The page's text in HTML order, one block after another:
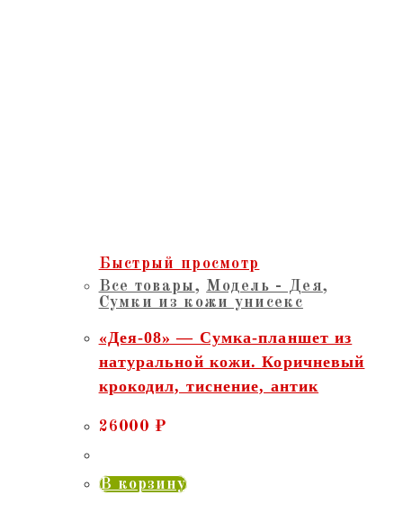
Быстрый просмотр
Все товары, Модель - Дея,
Сумки из кожи унисекс
«Дея-08» — Сумка-планшет из
натуральной кожи. Коричневый
крокодил, тиснение, антик
26000 ₽
В корзину